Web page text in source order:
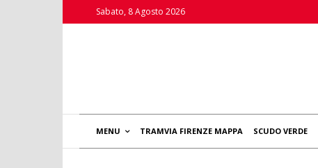
Sabato, 8 Agosto 2026
MENU TRAMVIA FIRENZE MAPPA SCUDO VERDE